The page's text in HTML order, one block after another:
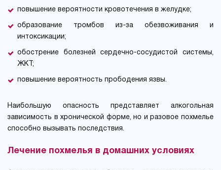
повышение вероятности кровотечения в желудке;
образование тромбов из-за обезвоживания и
интоксикации;
обострение болезней сердечно-сосудистой системы,
ЖКТ;
повышение вероятность прободения язвы.
Наибольшую опасность представляет алкогольная
зависимость в хронической форме, но и разовое похмелье
способно вызывать последствия.
Лечение похмелья в домашних условиях